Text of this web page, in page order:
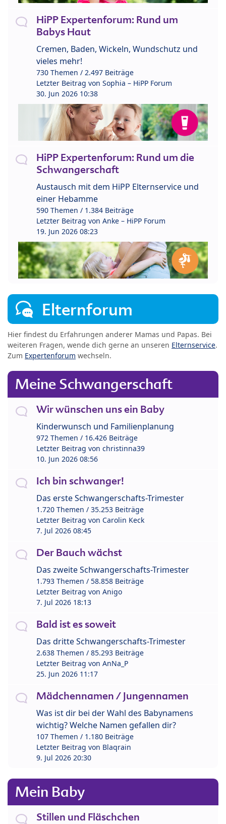
HiPP Expertenforum: Rund um
Babys Haut
Cremen, Baden, Wickeln, Wundschutz und
vieles mehr!
730 Themen / 2.497 Beiträge
Letzter Beitrag von Sophia – HiPP Forum
30. Jun 2026 10:38
HiPP Expertenforum: Rund um die
Schwangerschaft
Austausch mit dem HiPP Elternservice und
einer Hebamme
590 Themen / 1.384 Beiträge
Letzter Beitrag von Anke – HiPP Forum
19. Jun 2026 08:23
Elternforum
Hier findest du Erfahrungen anderer Mamas und Papas. Bei
weiteren Fragen, wende dich gerne an unseren Elternservice.
Zum Expertenforum wechseln.
Meine Schwangerschaft
Wir wünschen uns ein Baby
Kinderwunsch und Familienplanung
972 Themen / 16.426 Beiträge
Letzter Beitrag von christinna39
10. Jun 2026 08:56
Ich bin schwanger!
Das erste Schwangerschafts-Trimester
1.720 Themen / 35.253 Beiträge
Letzter Beitrag von Carolin Keck
7. Jul 2026 08:45
Der Bauch wächst
Das zweite Schwangerschafts-Trimester
1.793 Themen / 58.858 Beiträge
Letzter Beitrag von Anigo
7. Jul 2026 18:13
Bald ist es soweit
Das dritte Schwangerschafts-Trimester
2.638 Themen / 85.293 Beiträge
Letzter Beitrag von AnNa_P
25. Jun 2026 11:17
Mädchennamen / Jungennamen
Was ist dir bei der Wahl des Babynamens
wichtig? Welche Namen gefallen dir?
107 Themen / 1.180 Beiträge
Letzter Beitrag von Blaqrain
9. Jul 2026 20:30
Mein Baby
Stillen und Fläschchen